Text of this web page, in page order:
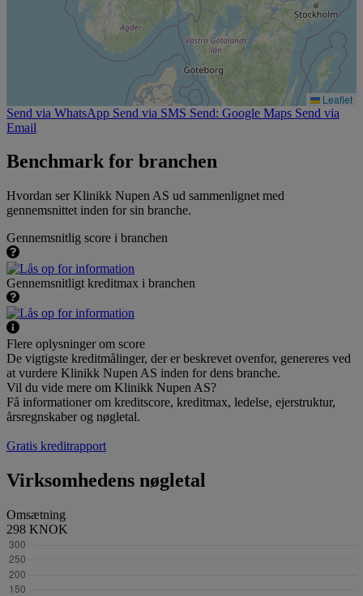
Leaflet
Send via WhatsApp Send via SMS Send: Google Maps Send via
Email
Benchmark for branchen
Hvordan ser Klinikk Nupen AS ud sammenlignet med
gennemsnittet inden for sin branche.
Gennemsnitlig score i branchen
Gennemsnitligt kreditmax i branchen
Flere oplysninger om score
De vigtigste kreditmålinger, der er beskrevet ovenfor, genereres ved
at vurdere Klinikk Nupen AS inden for dens branche.
Vil du vide mere om Klinikk Nupen AS?
Få informationer om kreditscore, kreditmax, ledelse, ejerstruktur,
årsregnskaber og nøgletal.
Gratis kreditrapport
Virksomhedens nøgletal
Omsætning
298 KNOK